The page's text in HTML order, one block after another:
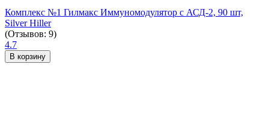
Комплекс №1 Гилмакс Иммуномодулятор с АСД-2, 90 шт,
Silver Hiller
(Отзывов: 9)
4.7
В корзину